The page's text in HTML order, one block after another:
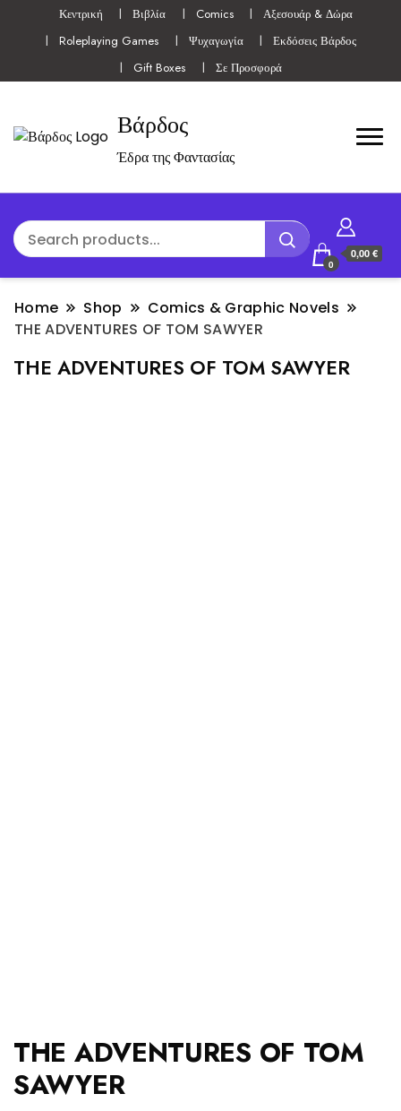
Κεντρική Βιβλία Comics
Αξεσουάρ & Δώρα
Roleplaying Games
Ψυχαγωγία
Εκδόσεις Βάρδος
Gift Boxes
Σε Προσφορά
Βάρδος
Έδρα της Φαντασίας
0
0,00 €
Home Shop
Comics & Graphic Novels
THE ADVENTURES OF TOM SAWYER
THE ADVENTURES OF TOM SAWYER
THE ADVENTURES OF TOM
SAWYER